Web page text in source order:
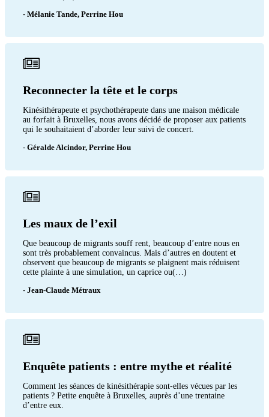
- Mélanie Tande, Perrine Hou
Reconnecter la tête et le corps
Kinésithérapeute et psychothérapeute dans une maison médicale
au forfait à Bruxelles, nous avons décidé de proposer aux patients
qui le souhaitaient d’aborder leur suivi de concert.
- Géralde Alcindor, Perrine Hou
Les maux de l’exil
Que beaucoup de migrants souff rent, beaucoup d’entre nous en
sont très probablement convaincus. Mais d’autres en doutent et
observent que beaucoup de migrants se plaignent mais réduisent
cette plainte à une simulation, un caprice ou(…)
- Jean-Claude Métraux
Enquête patients : entre mythe et réalité
Comment les séances de kinésithérapie sont-elles vécues par les
patients ? Petite enquête à Bruxelles, auprès d’une trentaine
d’entre eux.